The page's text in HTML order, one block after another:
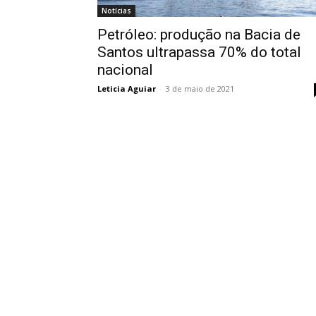
Notícias
Petróleo: produção na Bacia de
Santos ultrapassa 70% do total
nacional
Leticia Aguiar - 3 de maio de 2021